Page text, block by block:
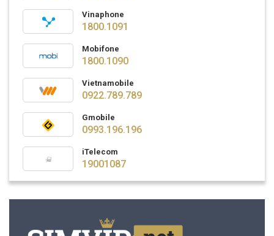
Vinaphone
1800.1091
Mobifone
1800.1090
Vietnamobile
0922.789.789
Gmobile
0993.196.196
iTelecom
19001087